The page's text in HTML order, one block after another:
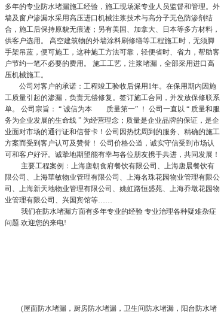
多年的专业防水堵漏施工经验，施工现场派专业人员监督和管理。外
墙及窗户渗漏水采用高压进口机械注浆技术与高分子无色防渗剂结
合，施工后保持原貌无痕迹；另有美国、加拿大、日本等多方材料，
供客户选用。 高空建筑物的外墙涂料刷修缮等工程施工时，无须脚
手架吊蓝，便可施工，这种施工方法可靠，轻便省时、省力，帮助客
户节约一笔不必要的费用。 施工工艺，注浆堵漏，全部采用进口高
压机械施工。
公司对客户的承诺：工程竣工验收后保用1年。在保用期内因施
工质量引起的渗漏，负责无偿修复。签订施工合同，并发放保修联系
单。 公司宗旨： “ 诚信为本 质量第一” ！ 公司一直以 “ 质量和服
务为企业发展的生命线 ” 为经营理念；质量是企业品牌的保证，是企
业面对市场的通行证和信誉卡！公司因热忱周到的服务、精确的施工
方案而受到客户认可及赞誉！ 公司价格公道，诚实守信受到市场认
可和客户好评。诚挚地期望能有幸与各位朋友携手共进，共同发展！
主要工程案例：上海唐朝食府餐饮有限公司、上海唐晨餐饮有
限公司、上海華敏物业管理有限公司、上海名珠花园物业管理有限公
司、上海新天地物业管理有限公司、姚虹路恒盛苑、上海乔墩花园物
业管理有限公司、兴国宾馆等……
我们在防水堵漏方面有多年专业的经验 专业治理各种疑难杂症
问题.欢迎您的来电!
(屋面防水堵漏，厨房防水堵漏，卫生间防水堵漏，阳台防水堵